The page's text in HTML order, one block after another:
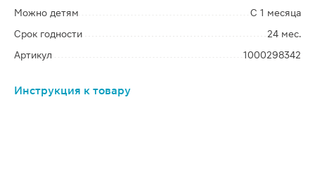
Можно детям
С 1 месяца
Срок годности
24 мес.
Артикул
1000298342
Инструкция к товару